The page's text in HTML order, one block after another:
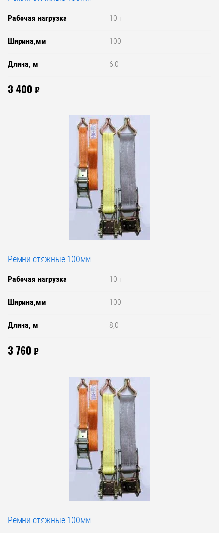
Рабочая нагрузка 10 т
Ширина,мм 100
Длина, м 6,0
3 400 ₽
Ремни стяжные 100мм
Рабочая нагрузка 10 т
Ширина,мм 100
Длина, м 8,0
3 760 ₽
Ремни стяжные 100мм